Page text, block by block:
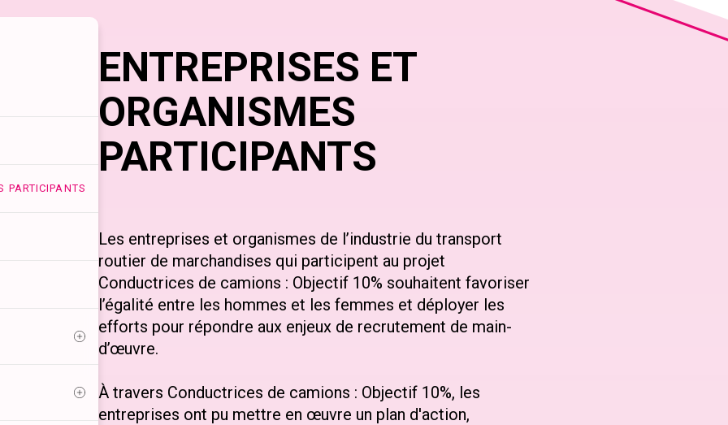
PARTICIPANTS
ENTREPRISES ET
ORGANISMES
PARTICIPANTS
Les entreprises et organismes de l’industrie du transport
routier de marchandises qui participent au projet
Conductrices de camions : Objectif 10% souhaitent favoriser
l’égalité entre les hommes et les femmes et déployer les
efforts pour répondre aux enjeux de recrutement de main-
d’œuvre.
À travers Conductrices de camions : Objectif 10%, les
entreprises ont pu mettre en œuvre un plan d'action,